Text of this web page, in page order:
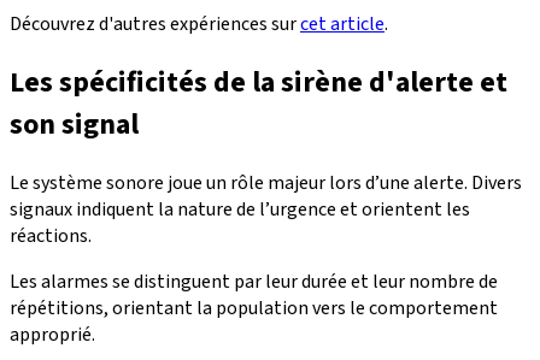
Découvrez d'autres expériences surcet article.
Les spécificités de la sirène d'alerte et
son signal
Le système sonore joue un rôle majeur lors d’une alerte. Divers
signaux indiquent la nature de l’urgence et orientent les
réactions.
Les alarmes se distinguent par leur durée et leur nombre de
répétitions, orientant la population vers le comportement
approprié.